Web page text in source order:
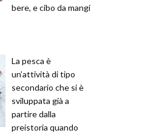
bere, e cibo da mangi
La pesca è
un’attività di tipo
secondario che si è
sviluppata già a
partire dalla
preistoria quando